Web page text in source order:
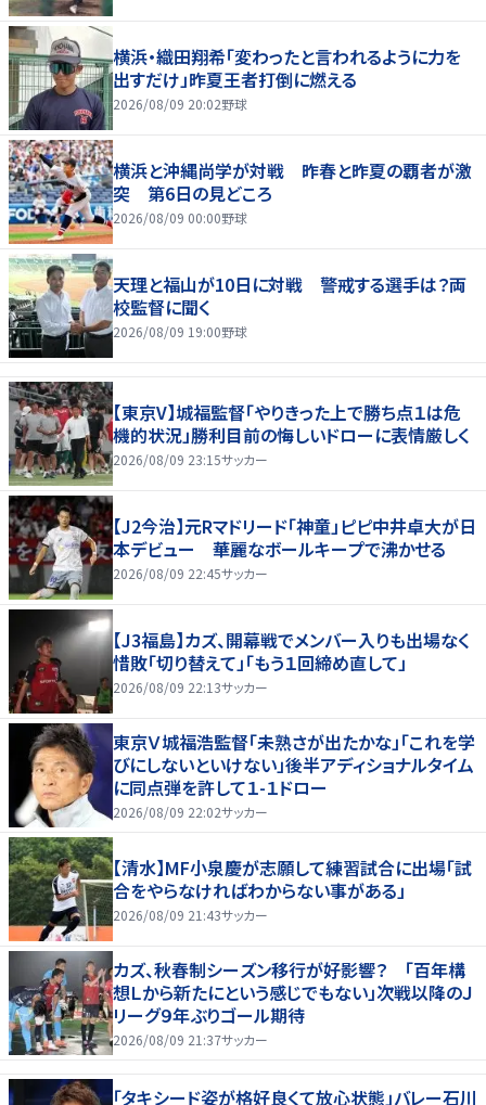
横浜・織田翔希「変わったと言われるように力を
出すだけ」昨夏王者打倒に燃える
2026/08/09 20:02野球
横浜と沖縄尚学が対戦 昨春と昨夏の覇者が激
突 第6日の見どころ
2026/08/09 00:00野球
天理と福山が10日に対戦 警戒する選手は？両
校監督に聞く
2026/08/09 19:00野球
【東京V】城福監督「やりきった上で勝ち点１は危
機的状況」勝利目前の悔しいドローに表情厳しく
2026/08/09 23:15サッカー
【J2今治】元Rマドリード「神童」ピピ中井卓大が日
本デビュー 華麗なボールキープで沸かせる
2026/08/09 22:45サッカー
【J3福島】カズ、開幕戦でメンバー入りも出場なく
惜敗「切り替えて」「もう１回締め直して」
2026/08/09 22:13サッカー
東京Ｖ城福浩監督「未熟さが出たかな」「これを学
びにしないといけない」後半アディショナルタイム
に同点弾を許して１-１ドロー
2026/08/09 22:02サッカー
【清水】MF小泉慶が志願して練習試合に出場「試
合をやらなければわからない事がある」
2026/08/09 21:43サッカー
カズ、秋春制シーズン移行が好影響？ 「百年構
想Ｌから新たにという感じでもない」次戦以降のＪ
リーグ９年ぶりゴール期待
2026/08/09 21:37サッカー
「タキシード姿が格好良くて放心状態」バレー石川